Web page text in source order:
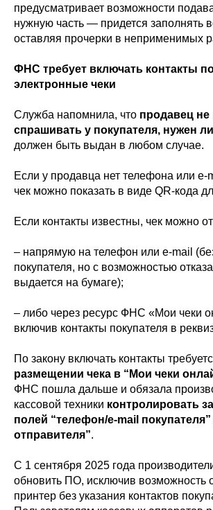
предусматривает возможности
нужную часть — придется заполнять
оставляя прочерки в неприменимых
ФНС требует включать контакты
электронные чеки
Служба напомнила, что продавец не
спрашивать у покупателя, нужен
должен быть выдан в любом случае.
Если у продавца нет телефона или e-
чек можно показать в виде QR-кода
Если контакты известны, чек можно
– напрямую на телефон или e-mail
покупателя, но с возможностью
выдается на бумаге);
– либо через ресурс ФНС «Мои чеки
включив контакты покупателя в
По закону включать контакты
размещении чека в “Мои чеки
ФНС пошла дальше и обязала
кассовой техники контролировать
полей “телефон/e-mail покупателя”
отправителя”.
С 1 сентября 2025 года
обновить ПО, исключив возможность
принтер без указания контактов